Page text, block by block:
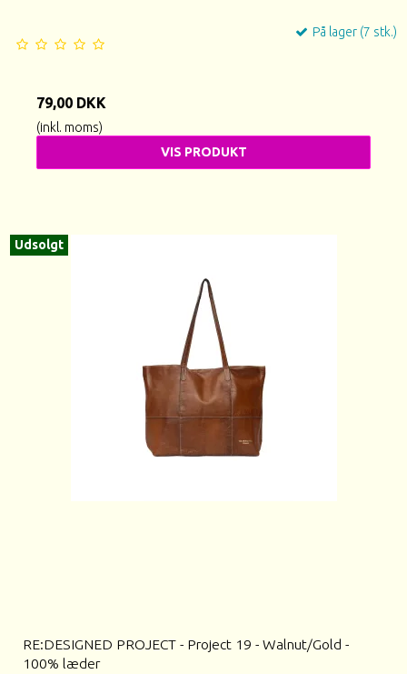
På lager (7 stk.)
79,00 DKK
(inkl. moms)
VIS PRODUKT
Udsolgt
RE:DESIGNED PROJECT - Project 19 - Walnut/Gold -
100% læder